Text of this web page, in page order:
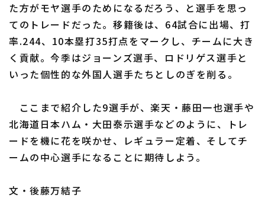
た方がモヤ選手のためになるだろう、と選手を思っ
てのトレードだった。移籍後は、64試合に出場、打
率.244、10本塁打35打点をマークし、チームに大き
く貢献。今季はジョーンズ選手、ロドリゲス選手と
いった個性的な外国人選手たちとしのぎを削る。
ここまで紹介した9選手が、楽天・藤田一也選手や
北海道日本ハム・大田泰示選手などのように、トレ
ードを機に花を咲かせ、レギュラー定着、そしてチ
ームの中心選手になることに期待しよう。
文・後藤万結子